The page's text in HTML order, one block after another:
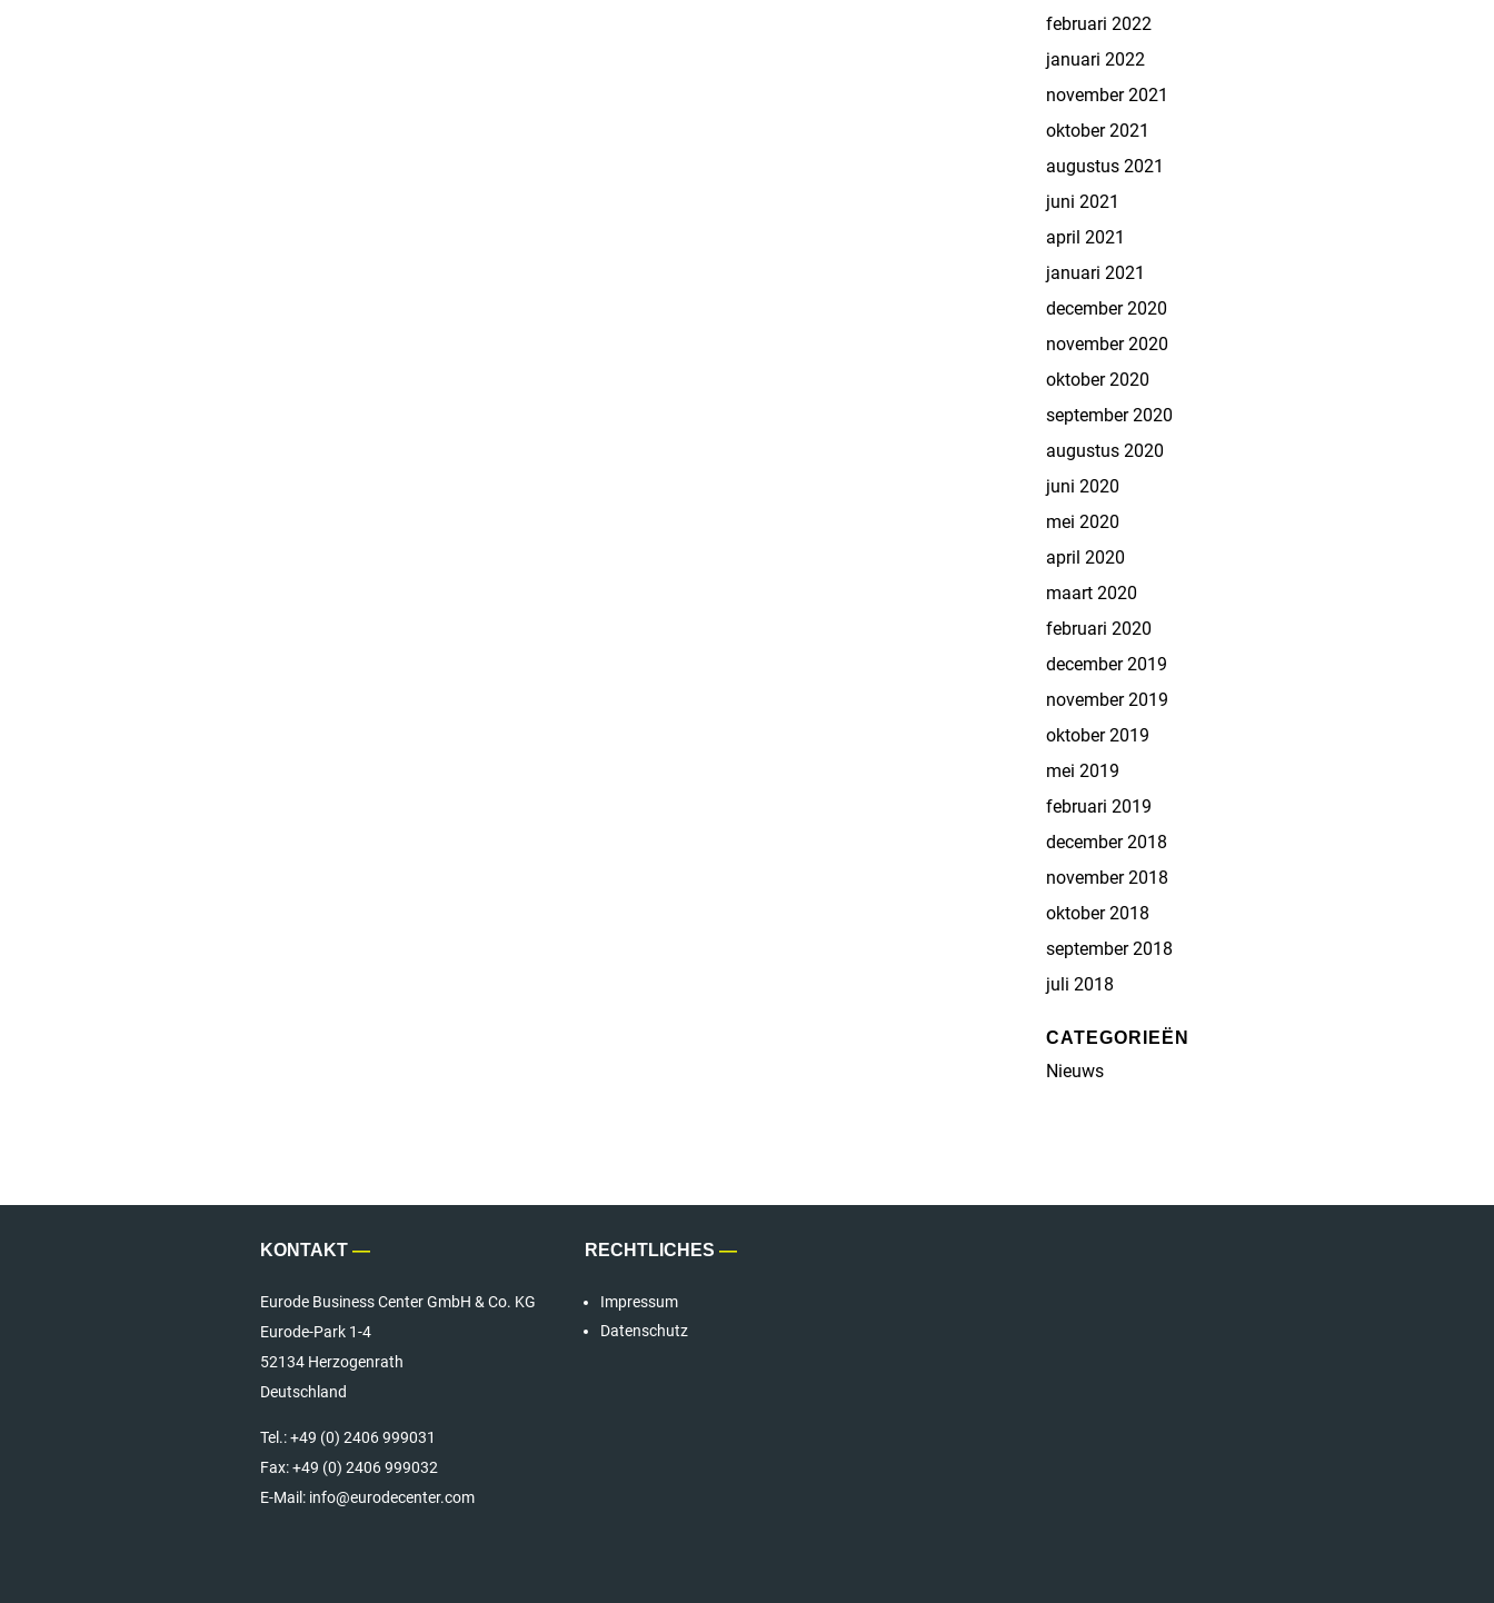
februari 2022
januari 2022
november 2021
oktober 2021
augustus 2021
juni 2021
april 2021
januari 2021
december 2020
november 2020
oktober 2020
september 2020
augustus 2020
juni 2020
mei 2020
april 2020
maart 2020
februari 2020
december 2019
november 2019
oktober 2019
mei 2019
februari 2019
december 2018
november 2018
oktober 2018
september 2018
juli 2018
CATEGORIEËN
Nieuws
KONTAKT—
Eurode Business Center GmbH & Co. KG
Eurode-Park 1-4
52134 Herzogenrath
Deutschland
Tel.:+49 (0) 2406 999031
Fax:+49 (0) 2406 999032
E-Mail: info@eurodecenter.com
RECHTLICHES—
Impressum
Datenschutz